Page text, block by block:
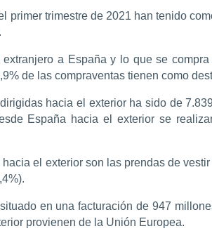
trimestre de 2021 han tenido
a España y lo que se
de las compraventas tienen como
hacia el exterior ha sido de
España hacia el exterior se
el exterior son las prendas de
en una facturación de 947
provienen de la Unión Europea.